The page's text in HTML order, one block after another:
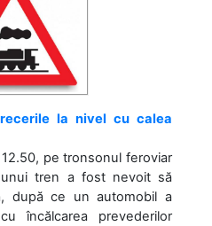
la nivel cu calea
pe tronsonul feroviar
unui tren a fost nevoit să
după ce un automobil a
încălcarea prevederilor